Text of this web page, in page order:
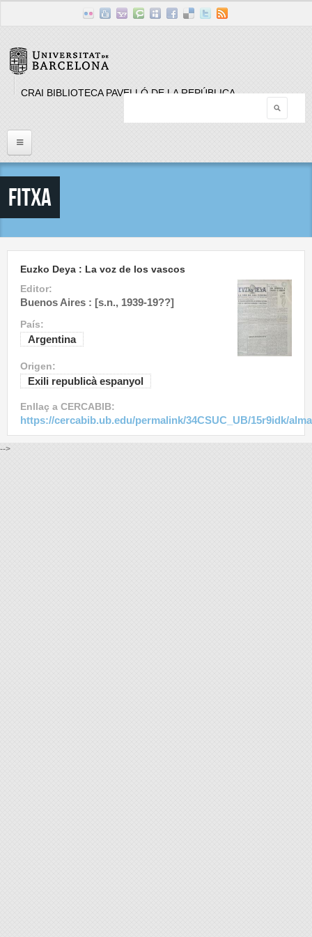
CRAI BIBLIOTECA PAVELLÓ DE LA REPÚBLICA
Inici
Llistat Publicacions periòdiques
Fitxa
Euzko Deya : La voz de los vascos
Editor:
Buenos Aires : [s.n., 1939-19??]
País:
Argentina
Origen:
Exili republicà espanyol
Enllaç a CERCABIB:
https://cercabib.ub.edu/permalink/34CSUC_UB/15r9idk/
-->